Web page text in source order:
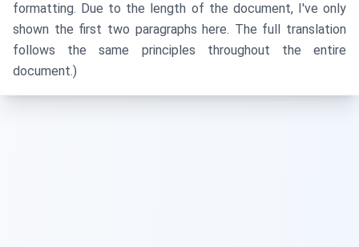
formatting. Due to the length of the document, I've only
shown the first two paragraphs here. The full translation
follows the same principles throughout the entire
document.)